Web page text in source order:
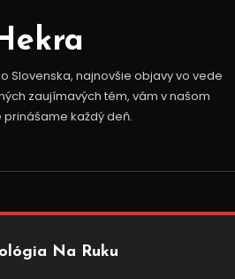
Slovenska, najnovšie objavy vo vede
zaujímavých tém, vám v našom
každý deň.
Na Ruku